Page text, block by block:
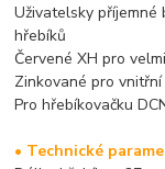
Uživatelsky příjemné
hřebíků
Červené XH pro
Zinkované pro
Pro hřebíkovačku
• Technické